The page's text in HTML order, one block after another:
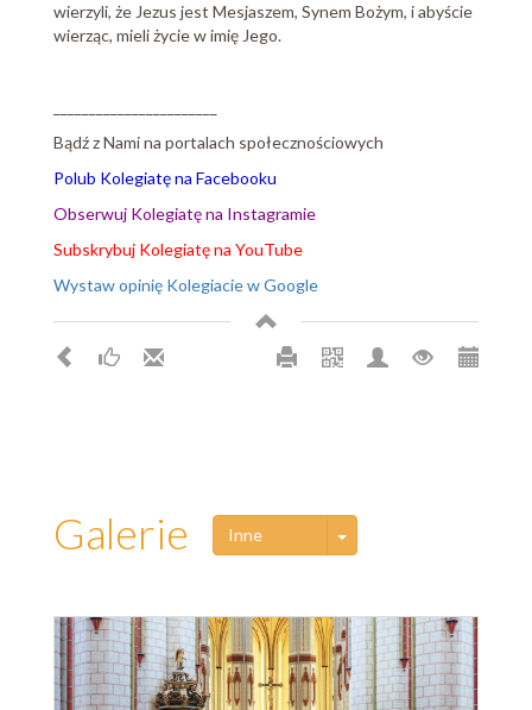
wierzyli, że Jezus jest Mesjaszem, Synem Bożym, i abyście
wierząc, mieli życie w imię Jego.
Bądź z Nami na portalach społecznościowych
Polub Kolegiatę na Facebooku
Obserwuj Kolegiatę na Instagramie
Subskrybuj Kolegiatę na YouTube
Wystaw opinię Kolegiacie w Google
Galerie Inne Toggle Dropdown